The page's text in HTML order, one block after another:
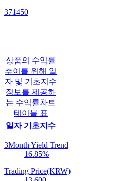
371450
상품의 수익률
추이를 위해 일
자 및 기초지수
정보를 제공하
는 수익률차트
테이블 표
일자 기초지수
3Month Yield Trend
16.85%
Trading Price(KRW)